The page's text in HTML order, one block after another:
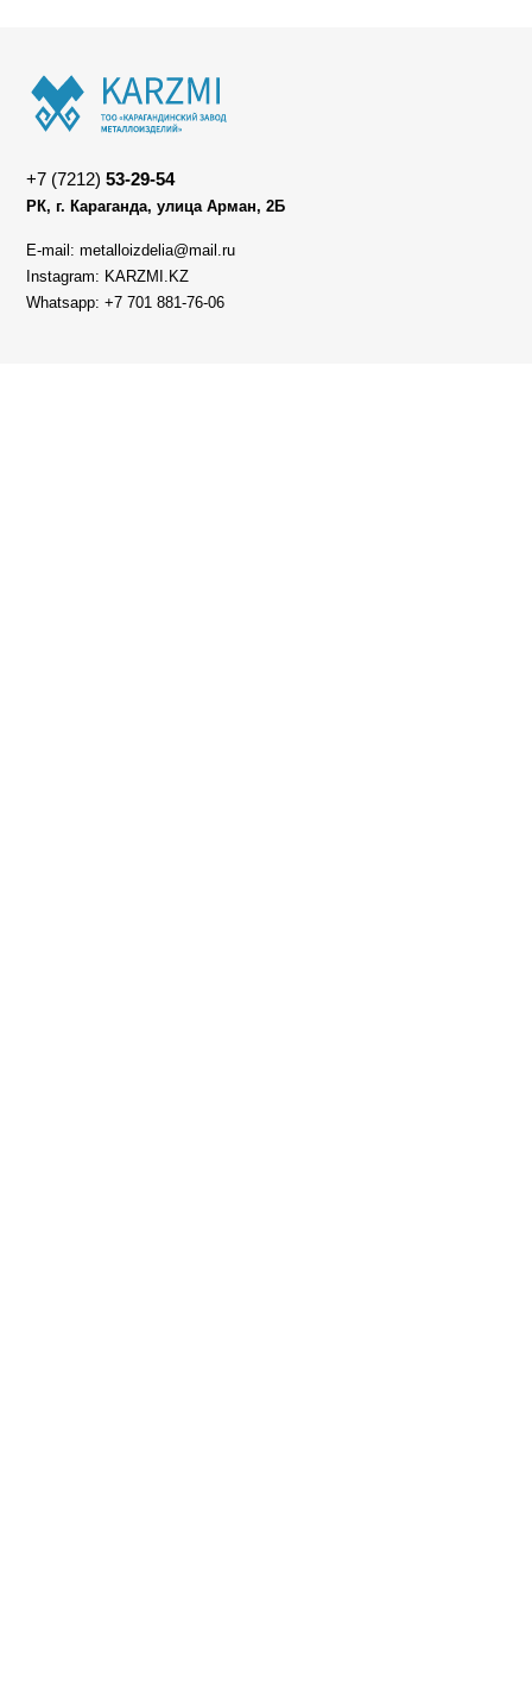
+7 (7212)53-29-54
РК, г. Караганда, улица Арман, 2Б
E-mail: metalloizdelia@mail.ru
Instagram: KARZMI.KZ
Whatsapp: +7 701 881-76-06